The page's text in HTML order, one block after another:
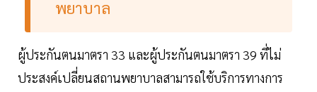
พยาบาล
ผู้ประกันตนมาตรา 33 และผู้ประกันตนมาตรา 39 ที่ไม่
ประสงค์เปลี่ยนสถานพยาบาลสามารถใช้บริการทางการ